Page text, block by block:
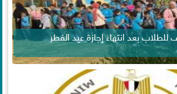
بعد انتهاء إجازة عيد الفطر